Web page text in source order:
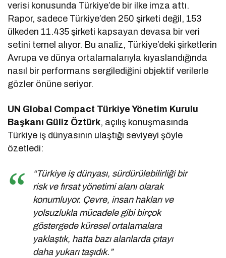
verisi konusunda Türkiye’de bir ilke imza attı.
Rapor, sadece Türkiye’den 250 şirketi değil, 153
ülkeden 11.435 şirketi kapsayan devasa bir veri
setini temel alıyor. Bu analiz, Türkiye’deki şirketlerin
Avrupa ve dünya ortalamalarıyla kıyaslandığında
nasıl bir performans sergilediğini objektif verilerle
gözler önüne seriyor.
UN Global Compact Türkiye Yönetim Kurulu
Başkanı Güliz Öztürk, açılış konuşmasında
Türkiye iş dünyasının ulaştığı seviyeyi şöyle
özetledi:
“Türkiye iş dünyası, sürdürülebilirliği bir
risk ve fırsat yönetimi alanı olarak
konumluyor. Çevre, insan hakları ve
yolsuzlukla mücadele gibi birçok
göstergede küresel ortalamalara
yaklaştık, hatta bazı alanlarda çıtayı
daha yukarı taşıdık.”